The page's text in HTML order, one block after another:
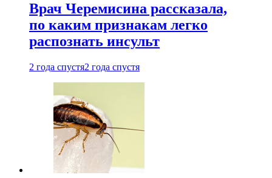
Врач Черемисина рассказала,
по каким признакам легко
распознать инсульт
2 года спустя2 года спустя